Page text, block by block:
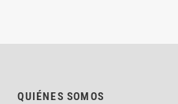
QUIÉNES SOMOS